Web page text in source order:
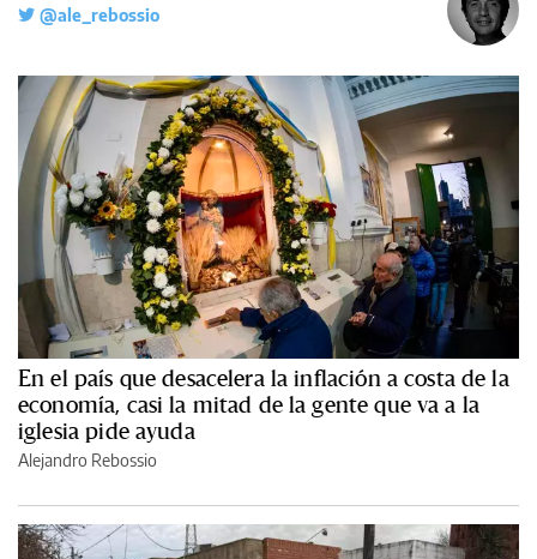
@ale_rebossio
En el país que desacelera la inflación a costa de la
economía, casi la mitad de la gente que va a la
iglesia pide ayuda
Alejandro Rebossio